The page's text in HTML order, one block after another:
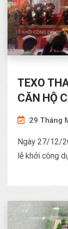
TEXO
CĂN HỘ
– ĐẢM
SÁT
29 Tháng
Ngày 27/12/
lễ khởi công